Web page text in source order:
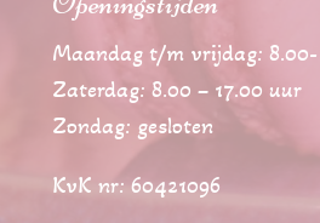
Maandag t/m vrijdag: 8.00-
Zaterdag: 8.00 – 17.00 uur
Zondag: gesloten
KvK nr: 60421096